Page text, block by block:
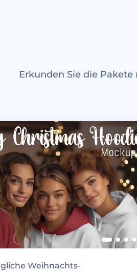
Erkunden Sie die
Weihnachts-